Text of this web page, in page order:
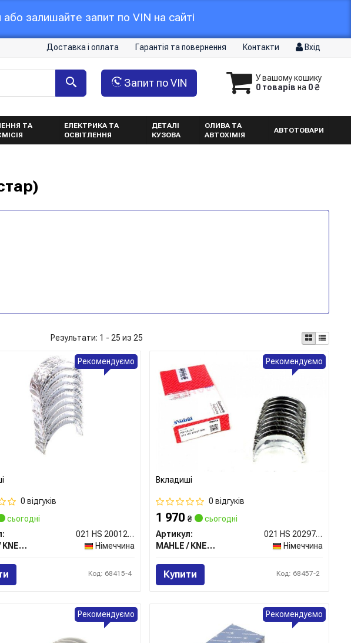
залишайте запит по VIN на сайті
Доставка і оплата Гарантія та повернення Контакти Вхід
У вашому кошику
0 товарів на 0 ₴
Запит по VIN
ТА
ЕЛЕКТРИКА ТА
ОСВІТЛЕННЯ
ДЕТАЛІ
КУЗОВА
ОЛИВА ТА
АВТОХІМІЯ
АВТОТОВАРИ
Результати: 1 - 25 из 25
0 відгуків
сьогодні
021 HS 20012 000
MAHLE / KNECHT
Німеччина
Код: 68415-4
Рекомендуємо
Вкладиші
0 відгуків
1 970₴
сьогодні
Артикул:
021 HS 20297 000
MAHLE / KNECHT
Німеччина
Купити Код: 68457-2
Рекомендуємо
Рекомендуємо Рекомендуємо